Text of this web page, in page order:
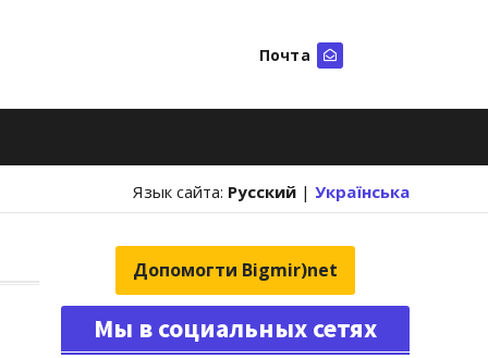
Почта
Язык сайта: Русский | Українська
Допомогти Bigmir)net
Мы в социальных сетях